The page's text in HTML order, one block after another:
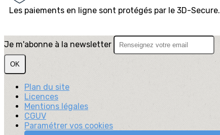
Les paiements en ligne sont protégés par le 3D-Secure.
Je m'abonne à la newsletter
OK
Plan du site
Licences
Mentions légales
CGUV
Paramétrer vos cookies